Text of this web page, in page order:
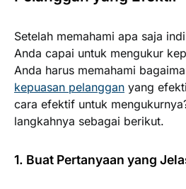
Setelah memahami apa saja
Anda capai untuk mengukur
Anda harus memahami
kepuasan pelanggan yang
cara efektif untuk
langkahnya sebagai berikut.
1. Buat Pertanyaan yang